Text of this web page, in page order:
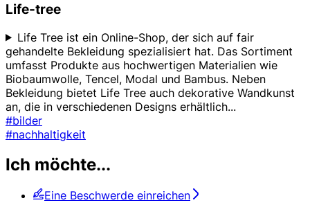
Life-tree
Life Tree ist ein Online-Shop, der sich auf fair
gehandelte Bekleidung spezialisiert hat. Das Sortiment
umfasst Produkte aus hochwertigen Materialien wie
Biobaumwolle, Tencel, Modal und Bambus. Neben
Bekleidung bietet Life Tree auch dekorative Wandkunst
an, die in verschiedenen Designs erhältlich...
#bilder
#nachhaltigkeit
Ich möchte...
Eine Beschwerde einreichen